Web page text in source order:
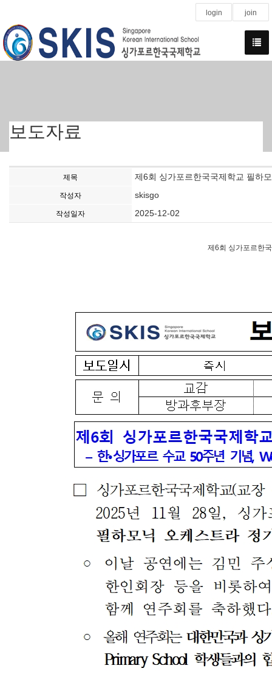
login join
보도자료
제목 제6회 싱가포르한국국제학교 필하
작성자 skisgo
작성일자 2025-12-02
제6회 싱가포르한